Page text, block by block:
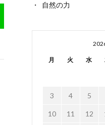
自然の力
月 火 水
3 4 5
10 11 12